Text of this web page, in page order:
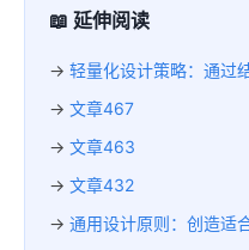
📖 延伸阅读
→ 轻量化设计策略：通过
→ 文章467
→ 文章463
→ 文章432
→ 通用设计原则：创造适